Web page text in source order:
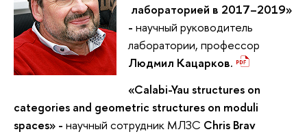
лабораторией в 2017–2019»
- научный руководитель
лаборатории, профессор
Людмил Кацарков.
«Calabi-Yau structures on
categories and geometric structures on moduli
spaces» - научный сотрудник МЛЗС Chris Brav